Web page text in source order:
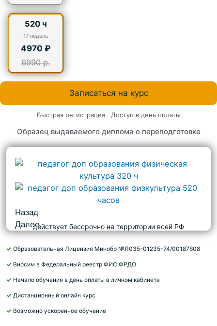
520 ч
17 недель
4970 ₽
6990 р.
Записаться на курс
Быстрая регистрация · Доступ в день оплаты
Образец выдаваемого диплома о переподготовке
Назад
Далеедействует бессрочно на территории всей РФ
✓ Образовательная Лицензия Минобр №Л035-01235-74/00187608
✓ Вносим в Федеральный реестр ФИС ФРДО
✓ Начало обучения в день оплаты в личном кабинете
✓ Дистанционный онлайн курс
✓ Возможно ускоренное обучение